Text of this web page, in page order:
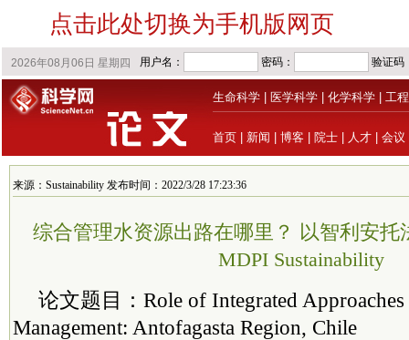
点击此处切换为手机版网页
生命科学 医学科学 化学科学 工
首页 新闻 博客 院士 人才 会议
来源：Sustainability 发布时间：2022/3/28 17:23:36
综合管理水资源出路在哪里？ 以智利安托
MDPI Sustainability
论文题目：Role of Integrated Approaches
Management: Antofagasta Region, Chile